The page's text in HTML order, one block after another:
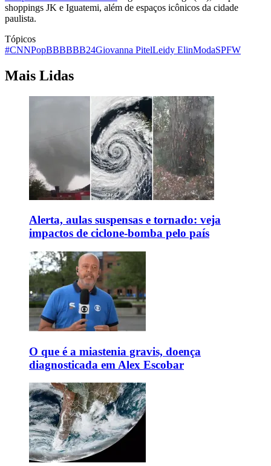
shoppings JK e Iguatemi, além de espaços icônicos da cidade
paulista.
Tópicos
#CNNPopBBBBBB24Giovanna PitelLeidy ElinModaSPFW
Mais Lidas
Alerta, aulas suspensas e tornado: veja
impactos de ciclone-bomba pelo país
O que é a miastenia gravis, doença
diagnosticada em Alex Escobar